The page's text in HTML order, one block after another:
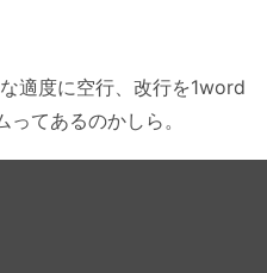
適度に空行、改行を1word
てあるのかしら。